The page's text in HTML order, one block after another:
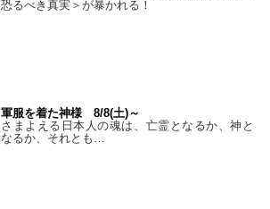
恐るべき真実＞が暴かれる！
軍服を着た神様 8/8(土)～
さまよえる日本人の魂は、亡霊となるか、神と
なるか、それとも…